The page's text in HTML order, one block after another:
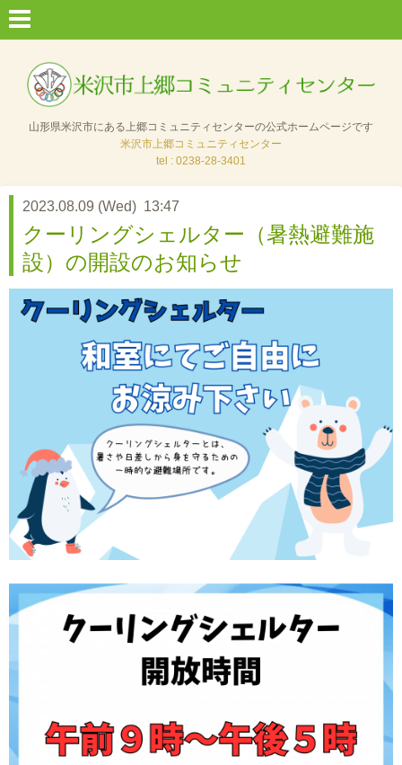
山形県米沢市にある上郷コミュニティセンターの公式ホームページです
米沢市上郷コミュニティセンター
tel : 0238-28-3401
2023.08.09 (Wed) 13:47
クーリングシェルター（暑熱避難施
設）の開設のお知らせ